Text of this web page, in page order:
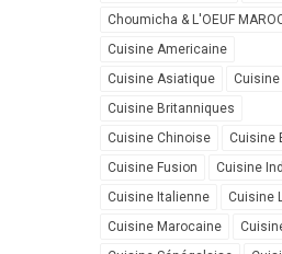
Choumicha & L'OEUF
Cuisine Americaine
Cuisine Asiatique
Cuisine Britanniques
Cuisine Chinoise
Cuisine
Cuisine Fusion
Cuisine
Cuisine Italienne
Cuisine
Cuisine Marocaine